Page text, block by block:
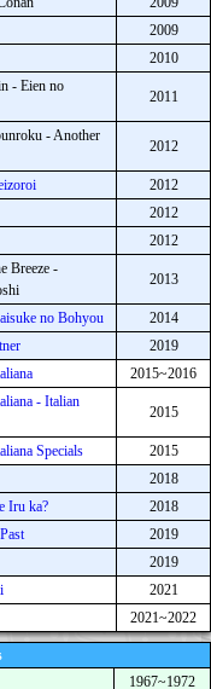
2009
2010
- Eien no
2011
- Another
2012
2012
2012
2012
Breeze -
2013
no Bohyou
2014
2019
2015~2016
- Italian
2015
Specials 2015
2018
Iru ka?
2018
2019
2019
2021
2021~2022
1967~1972